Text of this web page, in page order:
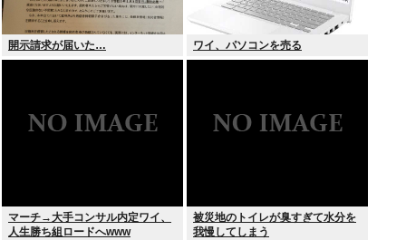
開示請求が届いた… ワイ、パソコンを売る
マーチ→大手コンサル内定ワイ、
人生勝ち組ロードへwww
被災地のトイレが臭すぎて水分を
我慢してしまう